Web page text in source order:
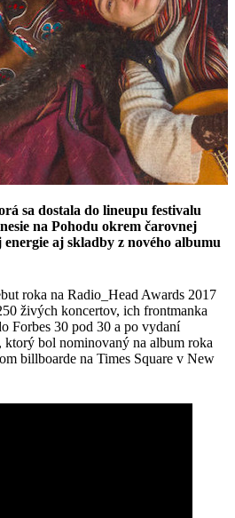
sa dostala do lineupu festivalu
na Pohodu okrem čarovnej
energie aj skladby z nového albumu
roka na Radio_Head Awards 2017
živých koncertov, ich frontmanka
Forbes 30 pod 30 a po vydaní
bol nominovaný na album roka
billboarde na Times Square v New